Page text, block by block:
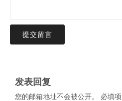
提交留言
发表回复
您的邮箱地址不会被公开。 必填